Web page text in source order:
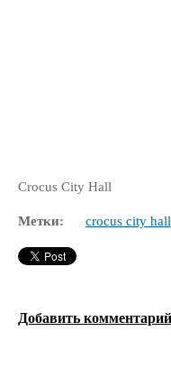
Crocus City Hall
Метки: crocus city hall
Добавить комментарий